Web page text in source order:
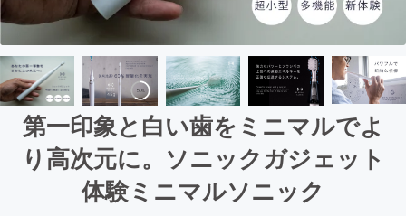
第一印象と白い歯をミニマルでよ
り高次元に。ソニックガジェット
体験ミニマルソニック